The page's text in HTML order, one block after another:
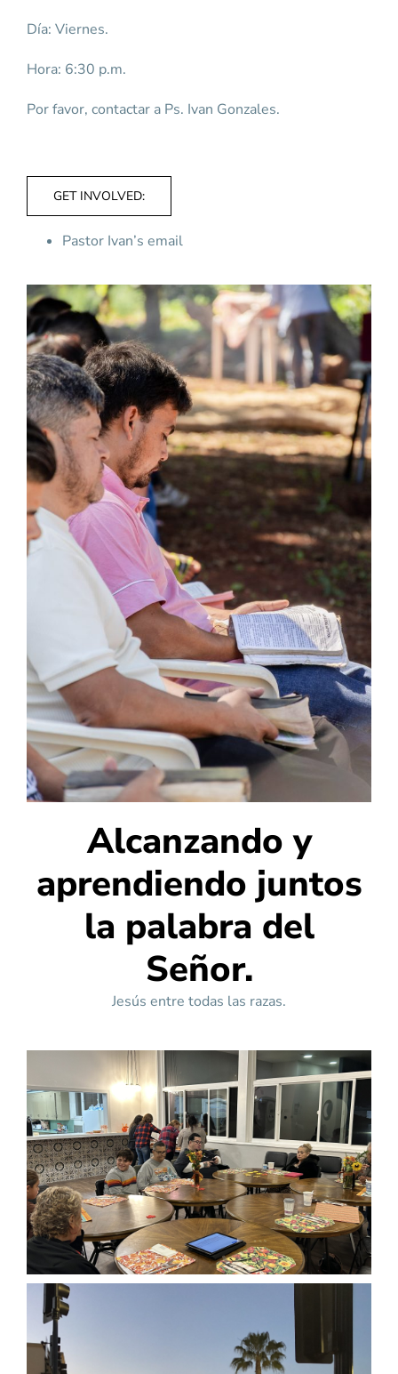
Día: Viernes.
Hora: 6:30 p.m.
Por favor, contactar a Ps. Ivan Gonzales.
GET INVOLVED:
Pastor Ivan’s email
Alcanzando y
aprendiendo juntos
la palabra del
Señor.
Jesús entre todas las razas.